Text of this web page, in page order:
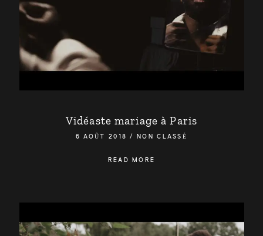
Vidéaste mariage à Paris
6 AOÛT 2018/ NON CLASSÉ
READ MORE